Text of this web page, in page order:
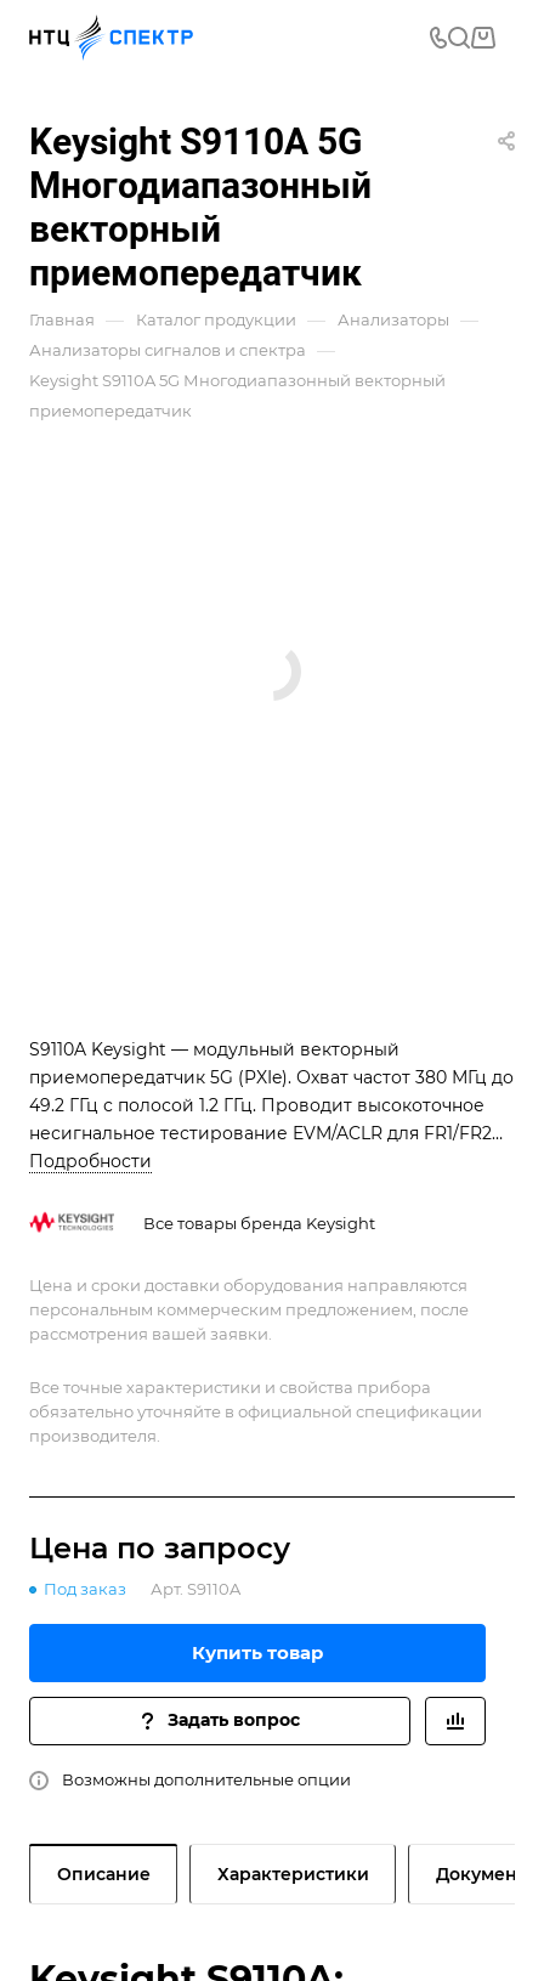
Keysight S9110A 5G
Многодиапазонный
векторный
приемопередатчик
Главная — Каталог продукции — Анализаторы —
Анализаторы сигналов и спектра —
Keysight S9110A 5G Многодиапазонный векторный
приемопередатчик
S9110A Keysight — модульный векторный
приемопередатчик 5G (PXIe). Охват частот 380 МГц до
49.2 ГГц с полосой 1.2 ГГц. Проводит высокоточное
несигнальное тестирование EVM/ACLR для FR1/FR2
систем, ускоряя производство.
Подробности
Все товары бренда Keysight
Цена и сроки доставки оборудования направляются
персональным коммерческим предложением, после
рассмотрения вашей заявки.
Все точные характеристики и свойства прибора
обязательно уточняйте в официальной спецификации
производителя.
Цена по запросу
Под заказ Арт. S9110A
Купить товар
Задать вопрос
Возможны дополнительные опции
Описание Характеристики Документы